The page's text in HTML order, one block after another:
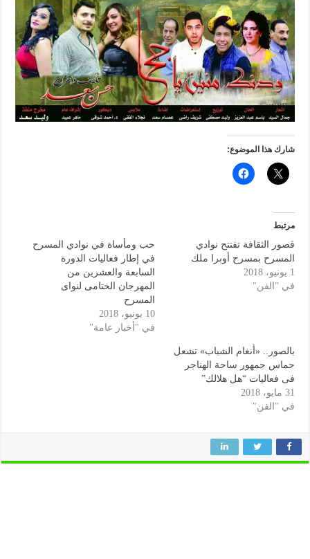
شارك هذا الموضوع:
مرتبط
قصور الثقافة تفتتح نوادي
المسرح بمسرح أوبرا ملك
1 يونيو، 2018
في "الفن"
حب ومأساة في نوادي المسرح
في إطار فعاليات الدورة
السابعة والعشرين من
المهرجان الختامى لنواى
المسرح
10 يونيو، 2018
في "أخبار عامة"
بالصور.. «أنغام الشباب» تشعل
حماس جمهور ساحة الهناجر
فى فعاليات “هل هلالك”
31 مايو، 2018
في "الفن"